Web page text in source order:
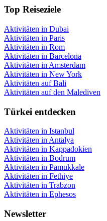
Top Reiseziele
Aktivitäten in Dubai
Aktivitäten in Paris
Aktivitäten in Rom
Aktivitäten in Barcelona
Aktivitäten in Amsterdam
Aktivitäten in New York
Aktivitäten auf Bali
Aktivitäten auf den Malediven
Türkei entdecken
Aktivitäten in Istanbul
Aktivitäten in Antalya
Aktivitäten in Kappadokien
Aktivitäten in Bodrum
Aktivitäten in Pamukkale
Aktivitäten in Fethiye
Aktivitäten in Trabzon
Aktivitäten in Ephesos
Newsletter